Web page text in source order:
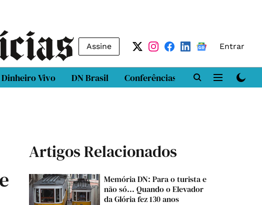
Assine Entrar
Dinheiro Vivo DN Brasil Conferências DN LAB
Artigos Relacionados
Memória DN: Para o turista e
não só... Quando o Elevador
da Glória fez 130 anos